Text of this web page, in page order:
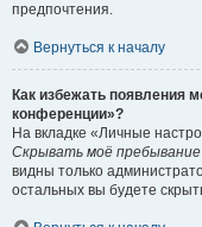
предпочтения.
Вернуться к началу
Как избежать появления
конференции»?
На вкладке «Личные
Скрывать моё
видны только
остальных вы будете